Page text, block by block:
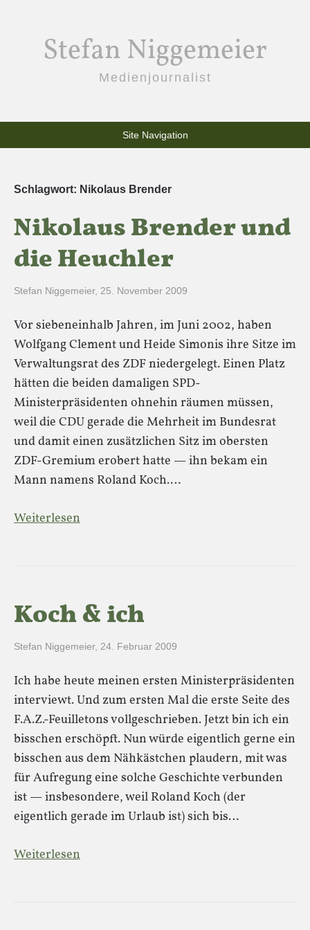
Stefan Niggemeier
Medienjournalist
Site Navigation
Schlagwort: Nikolaus Brender
Nikolaus Brender und
die Heuchler
Stefan Niggemeier, 25. November 2009
Vor siebeneinhalb Jahren, im Juni 2002, haben
Wolfgang Clement und Heide Simonis ihre Sitze im
Verwaltungsrat des ZDF niedergelegt. Einen Platz
hätten die beiden damaligen SPD-
Ministerpräsidenten ohnehin räumen müssen,
weil die CDU gerade die Mehrheit im Bundesrat
und damit einen zusätzlichen Sitz im obersten
ZDF-Gremium erobert hatte — ihn bekam ein
Mann namens Roland Koch.…
Weiterlesen
Koch & ich
Stefan Niggemeier, 24. Februar 2009
Ich habe heute meinen ersten Ministerpräsidenten
interviewt. Und zum ersten Mal die erste Seite des
F.A.Z.-Feuilletons vollgeschrieben. Jetzt bin ich ein
bisschen erschöpft. Nun würde eigentlich gerne ein
bisschen aus dem Nähkästchen plaudern, mit was
für Aufregung eine solche Geschichte verbunden
ist — insbesondere, weil Roland Koch (der
eigentlich gerade im Urlaub ist) sich bis…
Weiterlesen